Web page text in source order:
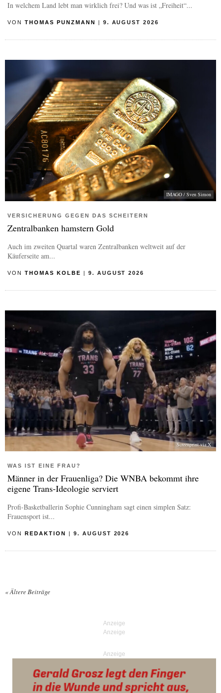
In welchem Land lebt man wirklich frei? Und was ist „Freiheit“...
VON THOMAS PUNZMANN 9. AUGUST 2026
IMAGO / Sven Simon
VERSICHERUNG GEGEN DAS SCHEITERN
Zentralbanken hamstern Gold
Auch im zweiten Quartal waren Zentralbanken weltweit auf der
Käuferseite am...
VON THOMAS KOLBE | 9. AUGUST 2026
Screenprint via X
WAS IST EINE FRAU?
Männer in der Frauenliga? Die WNBA bekommt ihre
eigene Trans-Ideologie serviert
Profi-Basketballerin Sophie Cunningham sagt einen simplen Satz:
Frauensport ist...
VON REDAKTION | 9. AUGUST 2026
«Ältere Beiträge
Anzeige